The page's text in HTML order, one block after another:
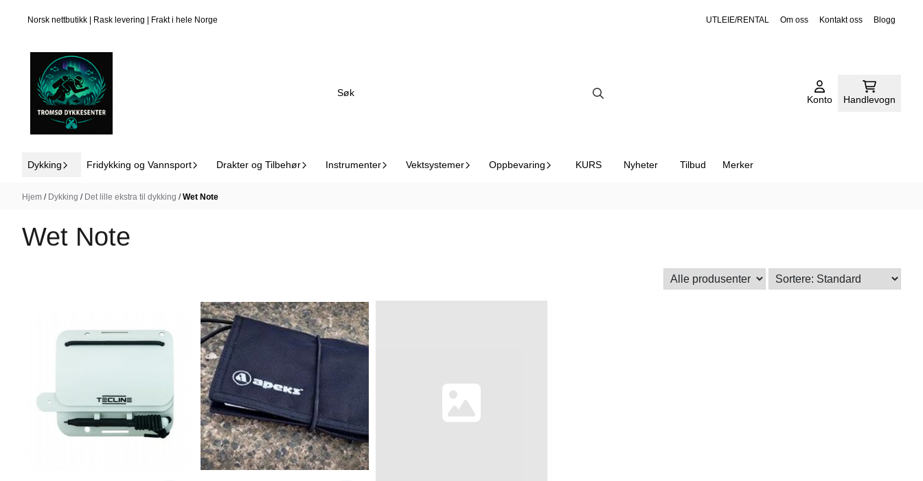
Norsk nettbutikk | Rask levering | Frakt i hele Norge UTLEIE/RENTAL Om oss Kontakt oss Blogg
Konto Handlevogn
Dykking Fridykking og Vannsport Drakter og Tilbehør Instrumenter Vektsystemer Oppbevaring KURS Nyheter Tilbud Merker
Hjem / Dykking / Det lille ekstra til dykking /Wet Note
Wet Note
I butikk